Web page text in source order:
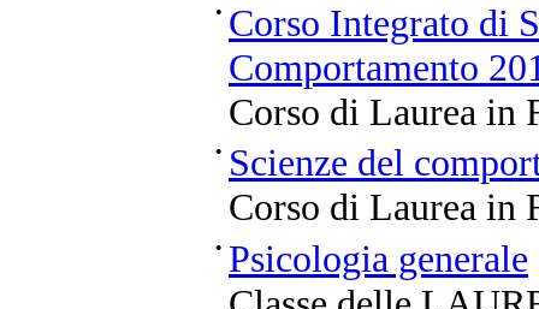
• Corso Integrato di
Comportamento
Corso di Laurea in
• Scienze del
Corso di Laurea in
• Psicologia generale